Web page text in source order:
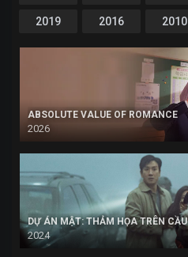
2019 2016 2010
ABSOLUTE VALUE OF ROMANCE
2026
DỰ ÁN MẬT: THẢM HỌA TRÊN CẦU
2024